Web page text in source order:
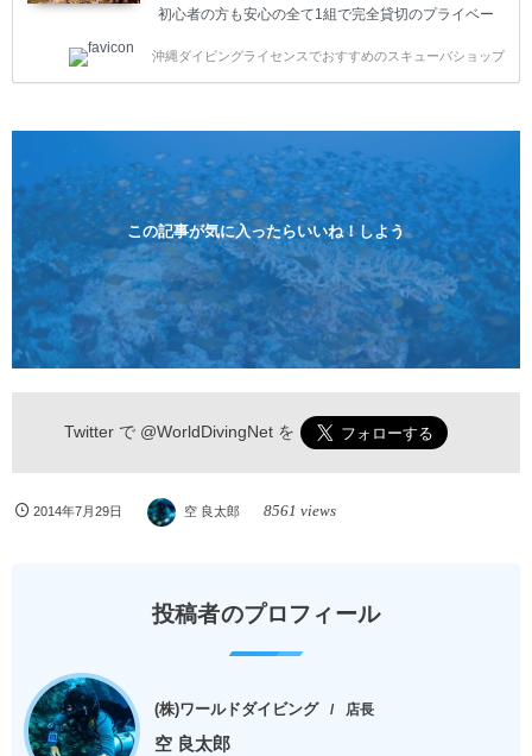
初心者の方も安心の全て1組で完全貸切のプライベー
1人様から気軽にご参加ください。 全てのコースで高
画質の記念撮影&水中撮影付きです。初心者の方やダ
す。 沖縄本島周辺ビーチ・体験ダイビング 格安キャ
ンペーン！！￥16800 ￥11800(税込) 器材 / 送迎 / 保
険 / 全て込み ダイビングがはじめての方や初心者でも
気軽に体験できる半日のコース。沖縄本島のビーチか
らのんびりダイビングを楽しめます...
沖縄ダイビングライセンスでおすすめのスキューバショップ
この記事が気に入ったらいいね！しよう
Twitter で @WorldDivingNetを
2014年7月29日 空 良太郎 8561 views
投稿者のプロフィール
(株)ワールドダイビング 店長
空 良太郎